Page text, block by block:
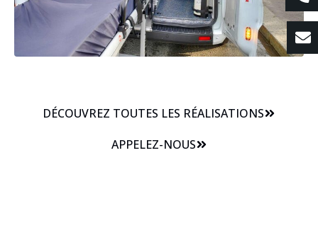
DÉCOUVREZ TOUTES LES RÉALISATIONS
APPELEZ-NOUS